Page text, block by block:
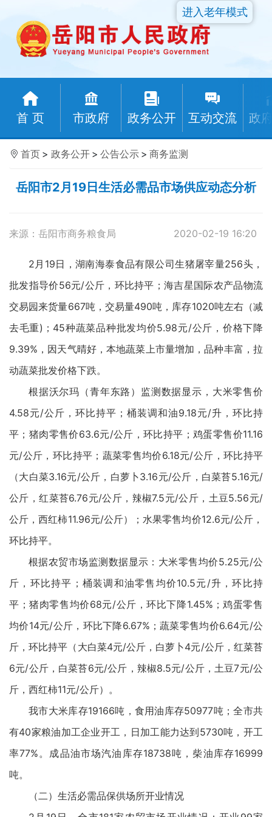
首 页 市政府 政务公开 互动交流 政
进入老年模式
首页 > 政务公开 > 公告公示 > 商务监测
岳阳市2月19日生活必需品市场供应动态分析
来源：岳阳市商务粮食局 2020-02-19 16:20
2月19日，湖南海泰食品有限公司生猪屠宰量256头，
批发指导价56元/公斤，环比持平；海吉星国际农产品物流
交易园来货量667吨，交易量490吨，库存1020吨左右（减
去毛重)；45种蔬菜品种批发均价5.98元/公斤，价格下降
9.39%，因天气晴好，本地蔬菜上市量增加，品种丰富，拉
动蔬菜批发价格下跌。
根据沃尔玛（青年东路）监测数据显示，大米零售价
4.58元/公斤，环比持平；桶装调和油9.18元/升，环比持
平；猪肉零售价63.6元/公斤，环比持平；鸡蛋零售价11.16
元/公斤，环比持平；蔬菜零售均价6.18元/公斤，环比持平
（大白菜3.16元/公斤，白萝卜3.16元/公斤，白菜苔5.16元/
公斤，红菜苔6.76元/公斤，辣椒7.5元/公斤，土豆5.56元/
公斤，西红柿11.96元/公斤）；水果零售均价12.6元/公斤，
环比持平。
根据农贸市场监测数据显示：大米零售均价5.25元/公
斤，环比持平；桶装调和油零售均价10.5元/升，环比持
平；猪肉零售均价68元/公斤，环比下降1.45%；鸡蛋零售
均价14元/公斤，环比下降6.67%；蔬菜零售均价6.64元/公
斤，环比持平（大白菜4元/公斤，白萝卜4元/公斤，红菜苔
6元/公斤，白菜苔6元/公斤，辣椒8.5元/公斤，土豆7元/公
斤，西红柿11元/公斤）。
我市大米库存19166吨，食用油库存50977吨；全市共
有40家粮油加工企业开工，日加工能力达到5730吨，开工
率77%。成品油市场汽油库存18738吨，柴油库存16999
吨。
（二）生活必需品保供场所开业情况